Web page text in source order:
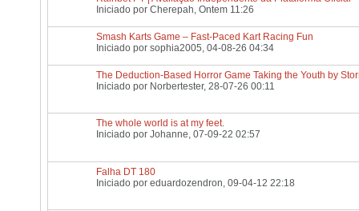
Iniciado por Cherepah, Ontem 11:26
Smash Karts Game – Fast-Paced Kart Racing Fun
Iniciado por sophia2005, 04-08-26 04:34
The Deduction-Based Horror Game Taking the Youth by
Iniciado por Norbertester, 28-07-26 00:11
The whole world is at my feet.
Iniciado por Johanne, 07-09-22 02:57
Falha DT 180
Iniciado por eduardozendron, 09-04-12 22:18